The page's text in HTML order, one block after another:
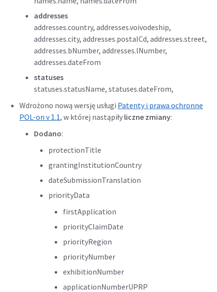
addresses
addresses.country, addresses.voivodeship,
addresses.city, addresses.postalCd, addresses.street,
addresses.bNumber, addresses.lNumber,
addresses.dateFrom
statuses
statuses.statusName, statuses.dateFrom,
Wdrożono nową wersję usługi Patenty i prawa ochronne
POL-on v 1.1, w której nastąpiły liczne zmiany:
Dodano:
protectionTitle
grantingInstitutionCountry
dateSubmissionTranslation
priorityData
firstApplication
priorityClaimDate
priorityRegion
priorityNumber
exhibitionNumber
applicationNumberUPRP